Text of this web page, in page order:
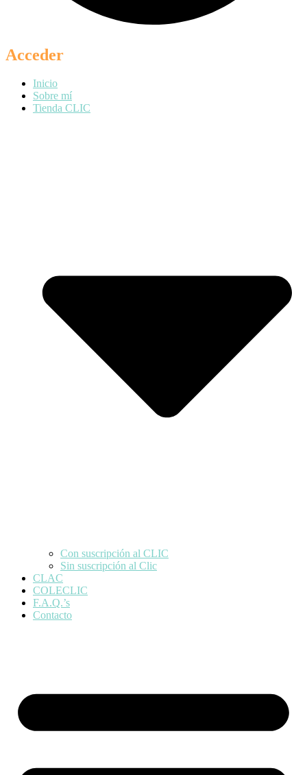
Acceder
Inicio
Sobre mí
Tienda CLIC
Con suscripción al CLIC
Sin suscripción al Clic
CLAC
COLECLIC
F.A.Q.’s
Contacto